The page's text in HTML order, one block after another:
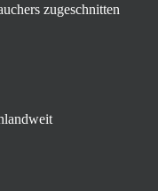
zugeschnitten